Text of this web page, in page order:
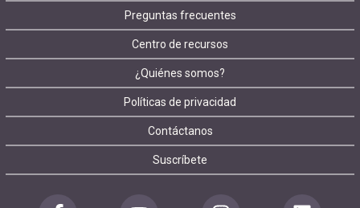
Footer
menu
Preguntas frecuentes
Centro de recursos
¿Quiénes somos?
Políticas de privacidad
Contáctanos
Suscríbete